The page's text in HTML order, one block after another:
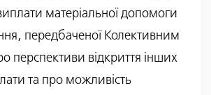
матеріальної допомоги
передбаченої Колективним
перспективи відкриття інших
та про можливість